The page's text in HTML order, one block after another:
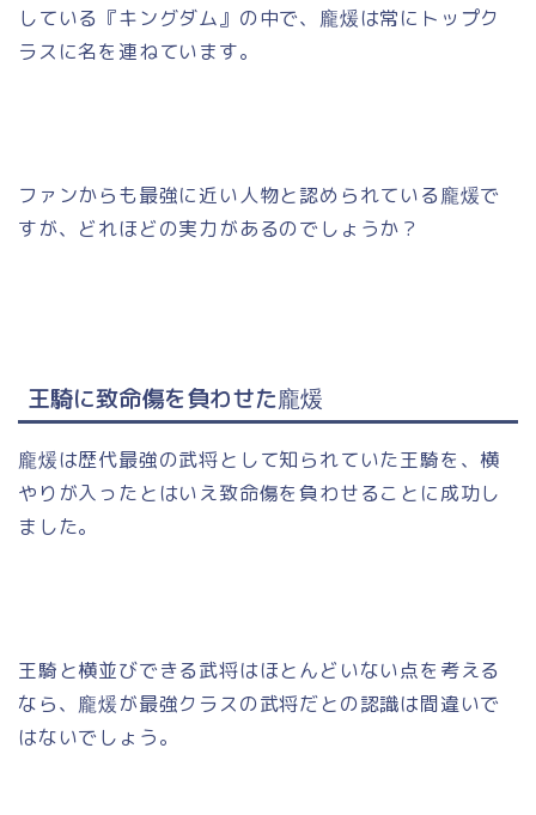
している『キングダム』の中で、龐煖は常にトップク
ラスに名を連ねています。
ファンからも最強に近い人物と認められている龐煖で
すが、どれほどの実力があるのでしょうか？
王騎に致命傷を負わせた龐煖
龐煖は歴代最強の武将として知られていた王騎を、横
やりが入ったとはいえ致命傷を負わせることに成功し
ました。
王騎と横並びできる武将はほとんどいない点を考える
なら、龐煖が最強クラスの武将だとの認識は間違いで
はないでしょう。